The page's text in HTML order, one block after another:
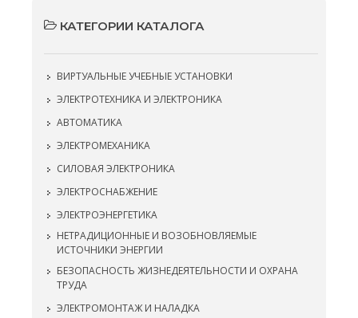
КАТЕГОРИИ КАТАЛОГА
ВИРТУАЛЬНЫЕ УЧЕБНЫЕ УСТАНОВКИ
ЭЛЕКТРОТЕХНИКА И ЭЛЕКТРОНИКА
АВТОМАТИКА
ЭЛЕКТРОМЕХАНИКА
СИЛОВАЯ ЭЛЕКТРОНИКА
ЭЛЕКТРОСНАБЖЕНИЕ
ЭЛЕКТРОЭНЕРГЕТИКА
НЕТРАДИЦИОННЫЕ И ВОЗОБНОВЛЯЕМЫЕ
ИСТОЧНИКИ ЭНЕРГИИ
БЕЗОПАСНОСТЬ ЖИЗНЕДЕЯТЕЛЬНОСТИ И ОХРАНА
ТРУДА
ЭЛЕКТРОМОНТАЖ И НАЛАДКА